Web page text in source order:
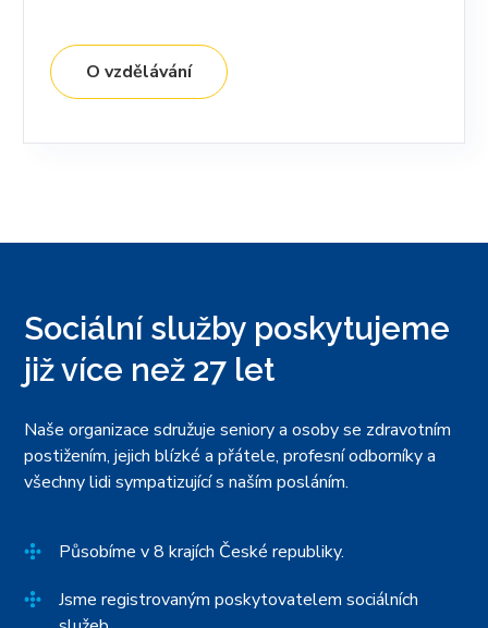
O vzdělávání
Sociální služby poskytujeme
již více než 27 let
Naše organizace sdružuje seniory a osoby se zdravotním
postižením, jejich blízké a přátele, profesní odborníky a
všechny lidi sympatizující s naším posláním.
Působíme v 8 krajích České republiky.
Jsme registrovaným poskytovatelem sociálních